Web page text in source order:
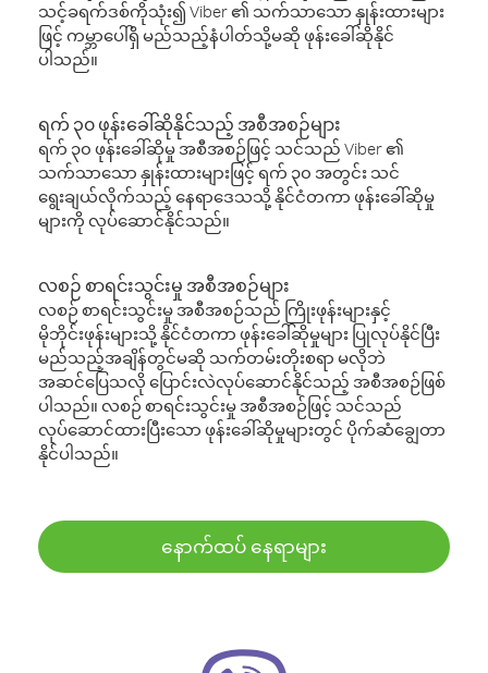
သင့်ခရက်ဒစ်ကိုသုံး၍ Viber ၏ သက်သာသော နှုန်းထားများ
ဖြင့် ကမ္ဘာပေါ်ရှိ မည်သည့်နံပါတ်သို့မဆို ဖုန်းခေါ်ဆိုနိုင်
ပါသည်။
ရက် ၃၀ ဖုန်းခေါ်ဆိုနိုင်သည့် အစီအစဉ်များ
ရက် ၃၀ ဖုန်းခေါ်ဆိုမှု အစီအစဉ်ဖြင့် သင်သည် Viber ၏
သက်သာသော နှုန်းထားများဖြင့် ရက် ၃၀ အတွင်း သင်
ရွေးချယ်လိုက်သည့် နေရာဒေသသို့ နိုင်ငံတကာ ဖုန်းခေါ်ဆိုမှု
များကို လုပ်ဆောင်နိုင်သည်။
လစဉ် စာရင်းသွင်းမှု အစီအစဉ်များ
လစဉ် စာရင်းသွင်းမှု အစီအစဉ်သည် ကြိုးဖုန်းများနှင့်
မိုဘိုင်းဖုန်းများသို့ နိုင်ငံတကာ ဖုန်းခေါ်ဆိုမှုများ ပြုလုပ်နိုင်ပြီး
မည်သည့်အချိန်တွင်မဆို သက်တမ်းတိုးစရာ မလိုဘဲ
အဆင်ပြေသလို ပြောင်းလဲလုပ်ဆောင်နိုင်သည့် အစီအစဉ်ဖြစ်
ပါသည်။ လစဉ် စာရင်းသွင်းမှု အစီအစဉ်ဖြင့် သင်သည်
လုပ်ဆောင်ထားပြီးသော ဖုန်းခေါ်ဆိုမှုများတွင် ပိုက်ဆံချွေတာ
နိုင်ပါသည်။
နောက်ထပ် နေရာများ